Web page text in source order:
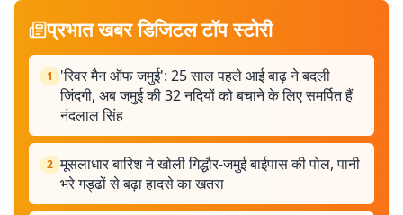
प्रभात खबर डिजिटल टॉप स्टोरी
1
'रिवर मैन ऑफ जमुई': 25 साल पहले आई बाढ़ ने बदली
जिंदगी, अब जमुई की 32 नदियों को बचाने के लिए समर्पित हैं
नंदलाल सिंह
2 मूसलाधार बारिश ने खोली गिद्धौर-जमुई बाईपास की पोल, पानी
भरे गड्ढों से बढ़ा हादसे का खतरा